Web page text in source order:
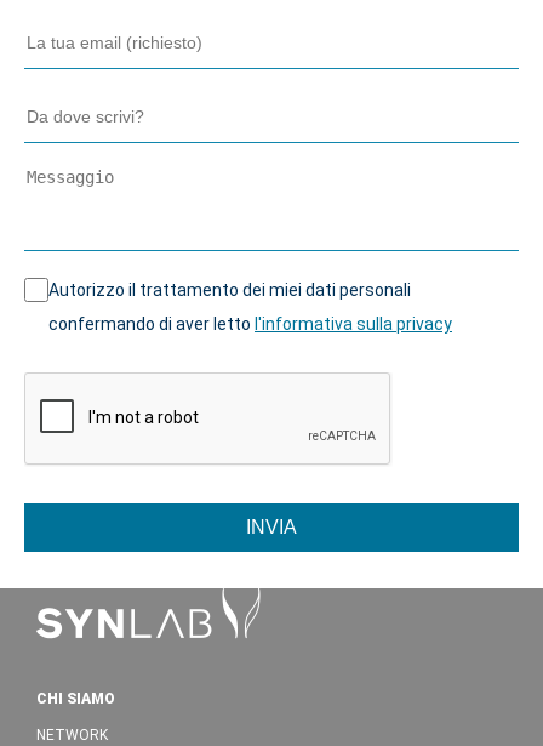
Autorizzo il trattamento dei miei dati personali
confermando di aver letto l'informativa sulla privacy
INVIA
CHI SIAMO
NETWORK